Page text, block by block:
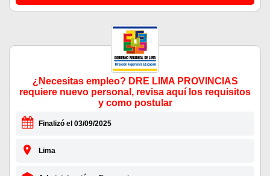
¿Necesitas empleo? DRE LIMA PROVINCIAS
requiere nuevo personal, revisa aquí los requisitos
y como postular
Finalizó el 03/09/2025
Lima